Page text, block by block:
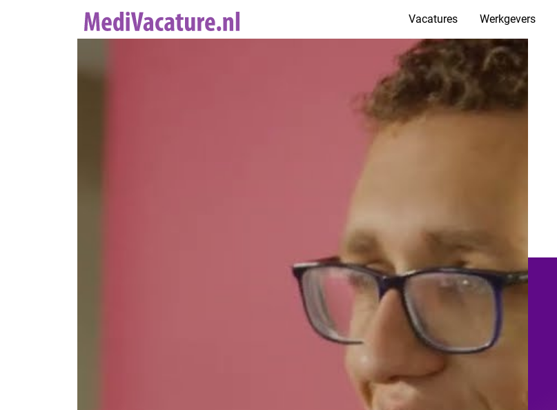
Vacatures Werkgevers